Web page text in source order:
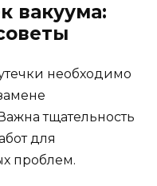
вакуума:
необходимо
тщательность
для
проблем.